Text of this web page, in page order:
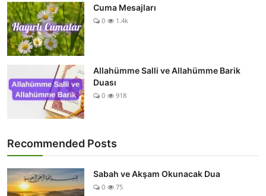
Cuma Mesajları
0 1.4k
Allahümme Salli ve Allahümme Barik
Duası
0 918
Recommended Posts
Sabah ve Akşam Okunacak Dua
0 75